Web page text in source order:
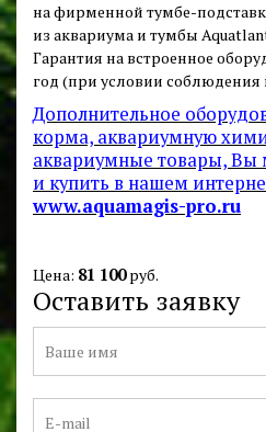
ПОРТФОЛИО террариумов,
ПОРТФОЛИО оформлений
О компании
Контакты
на фирменной тумбе-
из аквариума и тумбы
Гарантия на встроенное
год (при условии соблюдения
Дополнительное
корма, аквариумную
аквариумные товары, Вы
и купить в нашем
www.aquamagis-pro.ru
Цена: 81 100руб.
Оставить заявку